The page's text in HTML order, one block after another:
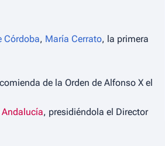
Córdoba, María Cerrato, la primera
de la Orden de Alfonso X el
, presidiéndola el Director